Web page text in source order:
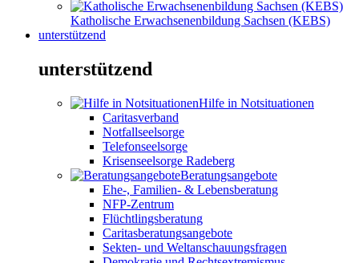
Katholische Erwachsenenbildung Sachsen (KEBS)
unterstützend
unterstützend
Hilfe in Notsituationen
Caritasverband
Notfallseelsorge
Telefonseelsorge
Krisenseelsorge Radeberg
Beratungsangebote
Ehe-, Familien- & Lebensberatung
NFP-Zentrum
Flüchtlingsberatung
Caritasberatungsangebote
Sekten- und Weltanschauungsfragen